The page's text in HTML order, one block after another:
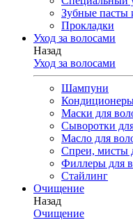
Зубные пасты
Прокладки
Уход за волосами
Назад
Уход за волосами
Шампуни
Маски для
Сыворотки
Масло для
Спреи, мисты
Филлеры для
Стайлинг
Очищение
Назад
Очищение